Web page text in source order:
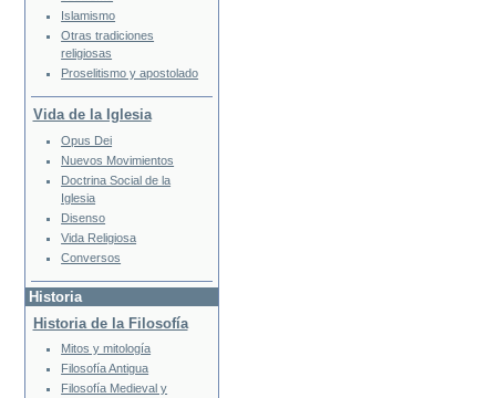
Islamismo
Otras tradiciones
religiosas
Proselitismo y apostolado
Vida de la Iglesia
Opus Dei
Nuevos Movimientos
Doctrina Social de la
Iglesia
Disenso
Vida Religiosa
Conversos
Historia
Historia de la Filosofía
Mitos y mitología
Filosofía Antigua
Filosofía Medieval y